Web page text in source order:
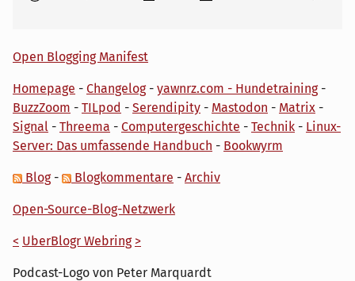
Open Blogging Manifest
Homepage - Changelog- yawnrz.com - Hundetraining-
BuzzZoom - TILpod - Serendipity - Mastodon - Matrix -
Signal - Threema - Computergeschichte - Technik - Linux-
Server: Das umfassende Handbuch - Bookwyrm
Blog- Blogkommentare - Archiv
Open-Source-Blog-Netzwerk
< UberBlogr Webring >
Podcast-Logo von Peter Marquardt